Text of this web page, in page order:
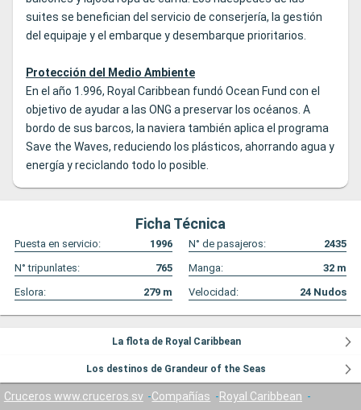
suites se benefician del servicio de conserjería, la gestión
del equipaje y el embarque y desembarque prioritarios.
Protección del Medio Ambiente
En el año 1.996, Royal Caribbean fundó Ocean Fund con el
objetivo de ayudar a las ONG a preservar los océanos. A
bordo de sus barcos, la naviera también aplica el programa
Save the Waves, reduciendo los plásticos, ahorrando agua y
energía y reciclando todo lo posible.
Ficha Técnica
Puesta en servicio: 1996 N° de pasajeros:
2435
N° tripunlates:
765 Manga: 32 m
Eslora:
279 m Velocidad: 24 Nudos
La flota de Royal Caribbean
Los destinos de Grandeur of the Seas
Cruceros www.cruceros.sv Compañías
Royal Caribbean